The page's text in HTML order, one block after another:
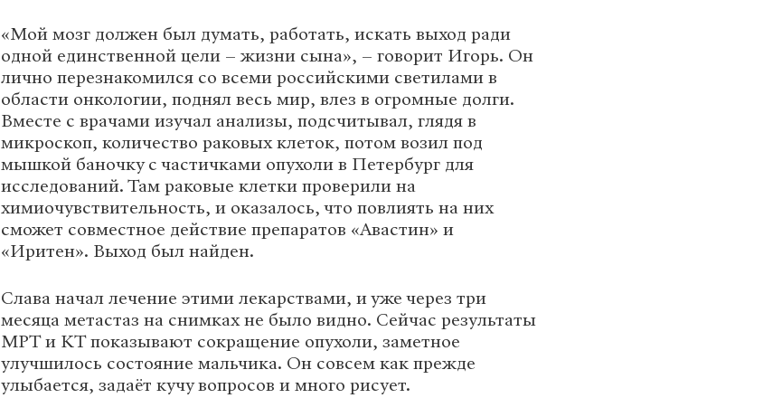
«Мой мозг должен был думать, работать, искать выход ради
одной единственной цели – жизни сына», – говорит Игорь. Он
лично перезнакомился со всеми российскими светилами в
области онкологии, поднял весь мир, влез в огромные долги.
Вместе с врачами изучал анализы, подсчитывал, глядя в
микроскоп, количество раковых клеток, потом возил под
мышкой баночку с частичками опухоли в Петербург для
исследований. Там раковые клетки проверили на
химиочувствительность, и оказалось, что повлиять на них
сможет совместное действие препаратов «Авастин» и
«Иритен». Выход был найден.
Слава начал лечение этими лекарствами, и уже через три
месяца метастаз на снимках не было видно. Сейчас результаты
МРТ и КТ показывают сокращение опухоли, заметное
улучшилось состояние мальчика. Он совсем как прежде
улыбается, задаёт кучу вопросов и много рисует.